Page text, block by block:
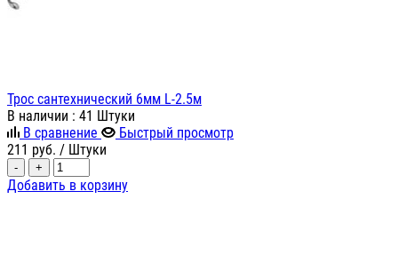
Трос сантехнический 6мм L-2.5м
В наличии : 41 Штуки
В сравнение
Быстрый просмотр
211 руб. / Штуки
- +
Добавить в корзину